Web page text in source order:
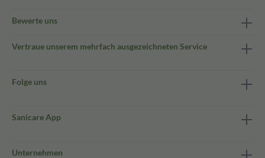
Bewerte uns
Vertraue unserem mehrfach ausgezeichneten Service
Folge uns
Sanicare App
Unternehmen